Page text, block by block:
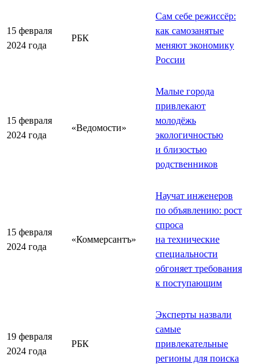
15 февраля
2024 года
РБК
Сам себе режиссёр:
как самозанятые
меняют экономику
России
15 февраля
2024 года
«Ведомости»
Малые города
привлекают
молодёжь
экологичностью
и близостью
родственников
15 февраля
2024 года
«Коммерсантъ»
Научат инженеров
по объявлению: рост
спроса
на технические
специальности
обгоняет требования
к поступающим
19 февраля
2024 года
РБК
Эксперты назвали
самые
привлекательные
регионы для поиска